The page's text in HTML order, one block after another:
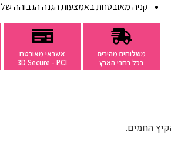
קניה מאובטחת באמצעות הגנה הגבוהה של 3D – Secure
משלוחים מהירים
בכל רחבי הארץ
אשראי מאובטח
3D Secure - PCI
החמים.